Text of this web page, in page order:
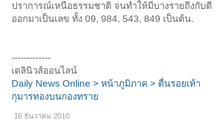
ปราการณ์เหนือธรรมชาติ จนทำให้มีบางรายถึงกับตี
ออกมาเป็นเลข ทั้ง 09, 984, 543, 849 เป็นต้น.
-------------
เดลินิวส์ออนไลน์
Daily News Online > หน้าภูมิภาค > ตื่นรอยเท้า
กุมารทองบนกองทราย
16 ธันวาคม 2010